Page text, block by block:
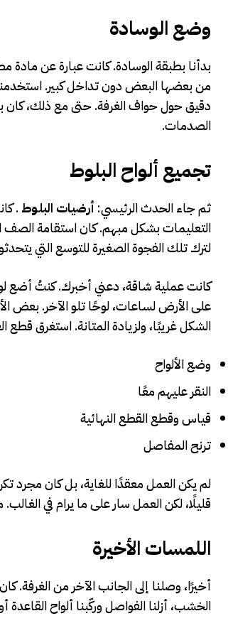
وضع الوسادة
بدأنا بطبقة الوسادة. كانت عبارة عن مادة
من بعضها البعض دون تداخل كبير.
دقيق حول حواف الغرفة. حتى مع ذلك، كان
الصدمات.
تجميع ألواح البلوط
ثم جاء الحدث الرئيسي: أرضيات البلوط .
التعليمات بشكل مبهم. كان استقامة الصف
لترك تلك الفجوة الصغيرة للتوسع التي
كانت عملية شاقة، دعني أخبرك. كنتُ أضع
على الأرض لساعات، لوحًا تلو الآخر. بعض
الشكل غريبًا، ولزيادة المتانة. استغرق
وضع الألواح
النقر عليهم معًا
قياس وقطع القطع النهائية
ترنح المفاصل
لم يكن العمل معقدًا للغاية، بل كان مجرد
قليلًا، لكن العمل سار على ما يرام في
اللمسات الأخيرة
أخيرًا، وصلنا إلى الجانب الآخر من
الخشب، أزلنا الفواصل وركّبنا ألواح